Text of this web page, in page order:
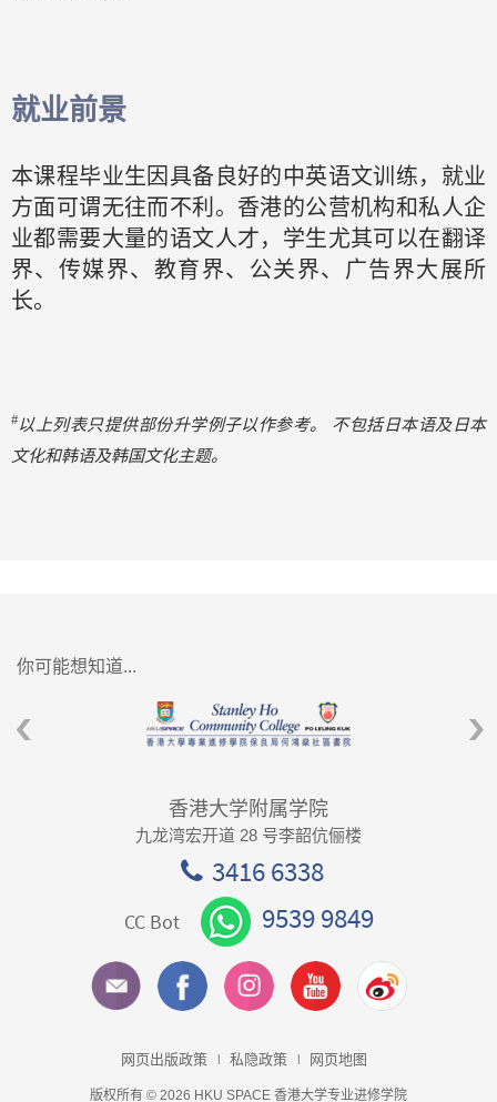
就业前景
本课程毕业生因具备良好的中英语文训练，就业
方面可谓无往而不利。香港的公营机构和私人企
业都需要大量的语文人才，学生尤其可以在翻译
界、传媒界、教育界、公关界、广告界大展所
长。
#以上列表只提供部份升学例子以作参考。 不包括日本语及日本
文化和韩语及韩国文化主题。
你可能想知道...
香港大学附属学院
九龙湾宏开道 28 号李韶伉俪楼
3416 6338
CC Bot 9539 9849
网页出版政策 私隐政策 网页地图
版权所有 © 2026 HKU SPACE 香港大学专业进修学院